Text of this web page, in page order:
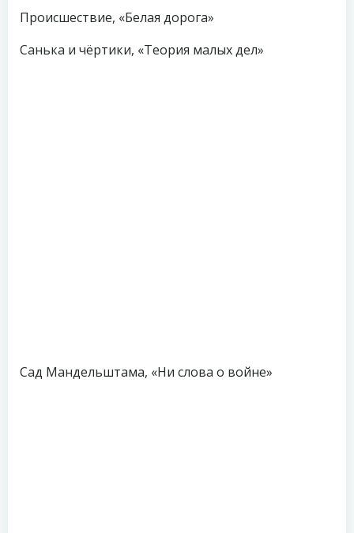
Происшествие, «Белая дорога»
Санька и чёртики, «Теория малых дел»
Сад Мандельштама, «Ни слова о войне»